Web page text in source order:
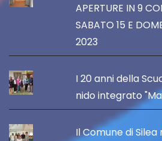
APERTURE IN 9
SABATO 15 E
2023
I 20 anni della
nido integrato
Il Comune di